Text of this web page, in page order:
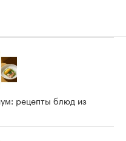
рецепты блюд из